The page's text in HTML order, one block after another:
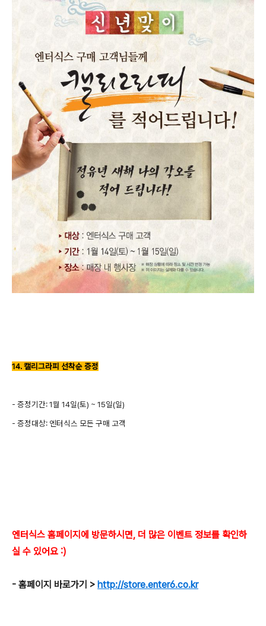
14. 캘리그라피 선착순 증정
- 증정기간: 1월 14일(토) ~ 15일(일)
- 증정대상: 엔터식스 모든 구매 고객
엔터식스 홈페이지에 방문하시면, 더 많은 이벤트 정보를 확인하
실 수 있어요 :)
- 홈페이지 바로가기 > http://store.enter6.co.kr